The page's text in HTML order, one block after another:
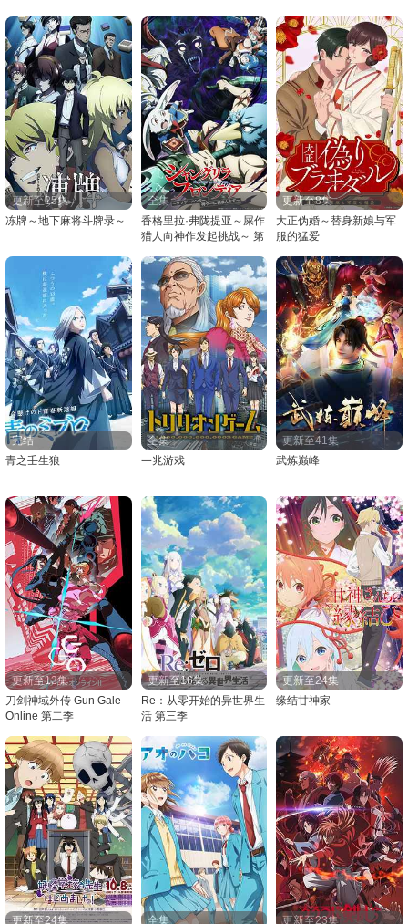
更新至25集
冻牌～地下麻将斗牌录～
全集
香格里拉·弗陇提亚～屎作
猎人向神作发起挑战～ 第
更新至8集
大正伪婚～替身新娘与军
服的猛爱
完结
青之壬生狼
全集
一兆游戏
更新至41集
武炼巅峰
更新至13集
刀剑神域外传 Gun Gale
Online 第二季
更新至16集
Re：从零开始的异世界生
活 第三季
更新至24集
缘结甘神家
更新至24集 全集 更新至23集